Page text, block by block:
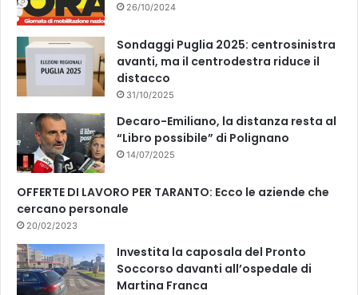
26/10/2024
Sondaggi Puglia 2025: centrosinistra
avanti, ma il centrodestra riduce il
distacco
31/10/2025
Decaro-Emiliano, la distanza resta al
“Libro possibile” di Polignano
14/07/2025
OFFERTE DI LAVORO PER TARANTO: Ecco le aziende che
cercano personale
20/02/2023
Investita la caposala del Pronto
Soccorso davanti all’ospedale di
Martina Franca